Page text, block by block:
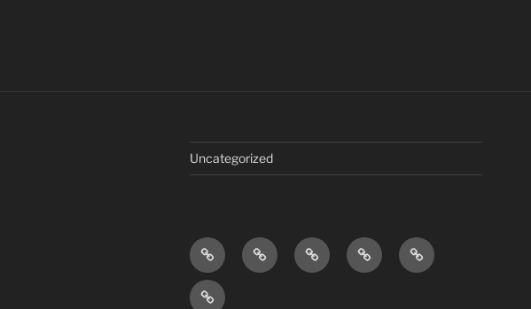
Uncategorized
Home
Onze
Camper
Onze
tripjes
Nieuwsbrief
Youtube
Kellegem.
Wie